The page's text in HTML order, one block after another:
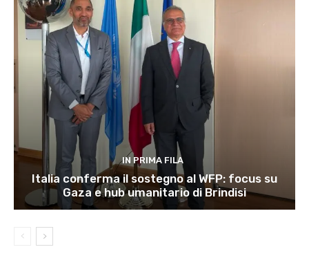
IN PRIMA FILA
Italia conferma il sostegno al WFP: focus su
Gaza e hub umanitario di Brindisi